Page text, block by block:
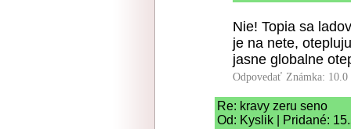
Nie! Topia sa
je na nete,
jasne globalne
Odpovedať Známka: 10.0
Re: kravy zeru seno
Od: Kyslik | Pridané: